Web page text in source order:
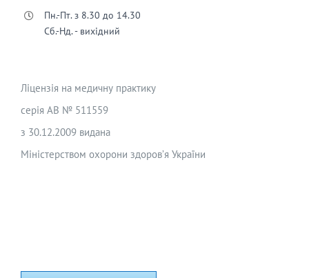
Пн.-Пт. з 8.30 до 14.30
Сб.-Нд. - вихідний
Ліцензія на медичну практику
серія АВ № 511559
з 30.12.2009 видана
Міністерством охорони здоров’я України